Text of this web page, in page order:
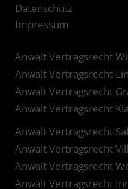
Datenschutz
Impressum
Anwalt Vertragsrecht
Anwalt Vertragsrecht
Anwalt Vertragsrecht
Anwalt Vertragsrecht
Anwalt Vertragsrecht
Anwalt Vertragsrecht
Anwalt Vertragsrecht
Anwalt Vertragsrecht